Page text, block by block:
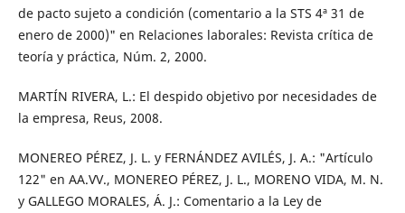
de pacto sujeto a condición (comentario a la STS 4ª 31 de
enero de 2000)" en Relaciones laborales: Revista crítica de
teoría y práctica, Núm. 2, 2000.
MARTÍN RIVERA, L.: El despido objetivo por necesidades de
la empresa, Reus, 2008.
MONEREO PÉREZ, J. L. y FERNÁNDEZ AVILÉS, J. A.: "Artículo
122" en AA.VV., MONEREO PÉREZ, J. L., MORENO VIDA, M. N.
y GALLEGO MORALES, Á. J.: Comentario a la Ley de